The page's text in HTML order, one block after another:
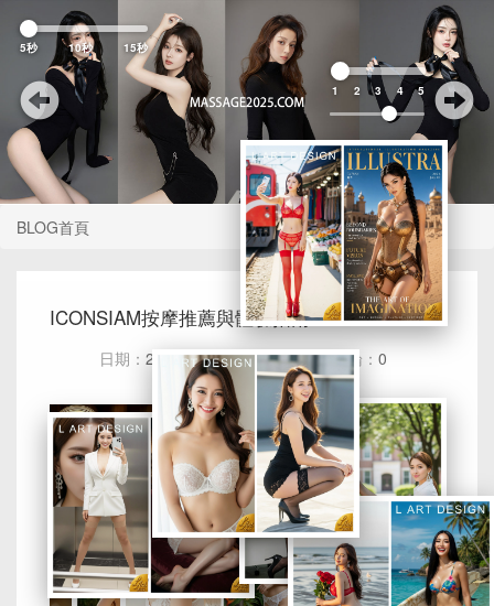
Previous
1 2 3 4 5
5秒 10秒 15秒
BLOG首頁
ICONSIAM按摩推薦與體驗指南
日期： 2025-03-09 瀏覽：295 評論： 0